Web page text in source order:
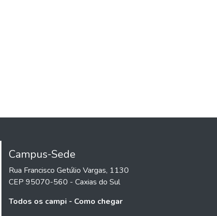
Campus-Sede
Rua Francisco Getúlio Vargas, 1130
CEP 95070-560 - Caxias do Sul
Todos os campi - Como chegar